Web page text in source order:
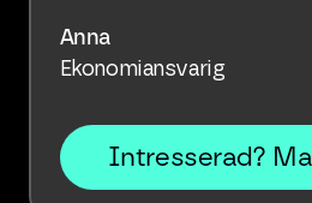
Anna
Ekonomiansvarig
Intresserad?